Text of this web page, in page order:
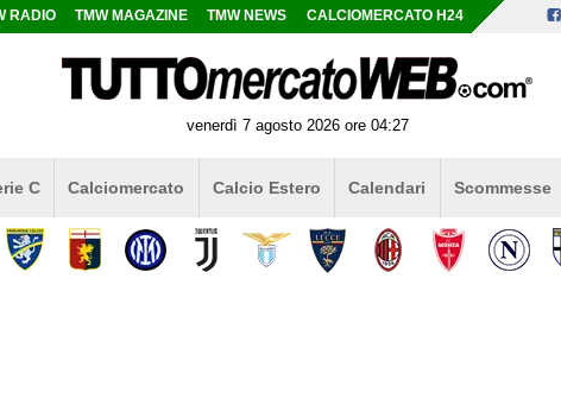
RADIO TMW MAGAZINE TMW NEWS CALCIOMERCATO H24
venerdì 7 agosto 2026 ore 04:27
C Calciomercato Calcio Estero Calendari Scommesse